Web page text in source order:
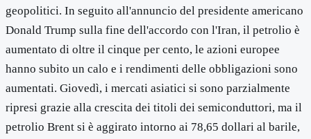
geopolitici. In seguito all'annuncio del presidente americano
Donald Trump sulla fine dell'accordo con l'Iran, il petrolio è
aumentato di oltre il cinque per cento, le azioni europee
hanno subito un calo e i rendimenti delle obbligazioni sono
aumentati. Giovedì, i mercati asiatici si sono parzialmente
ripresi grazie alla crescita dei titoli dei semiconduttori, ma il
petrolio Brent si è aggirato intorno ai 78,65 dollari al barile,